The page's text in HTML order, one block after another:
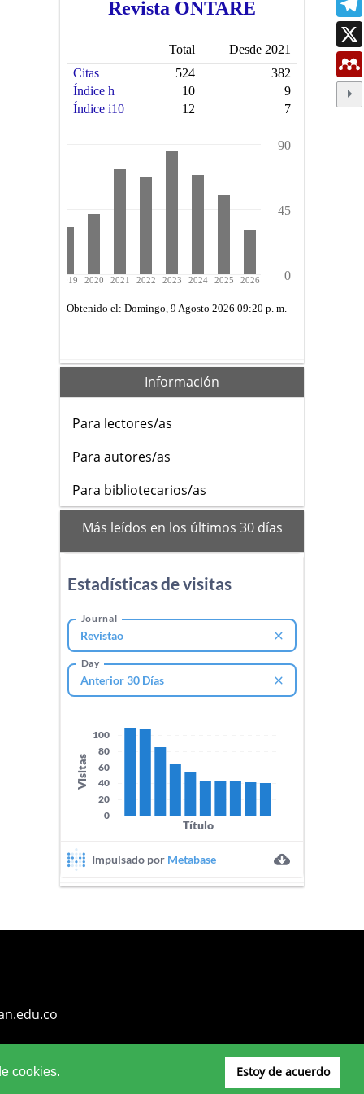
cookies. Estoy de acuerdo
Información
Para lectores/as
Para autores/as
Para bibliotecarios/as
mas
leidos
Más leídos en los últimos 30 días